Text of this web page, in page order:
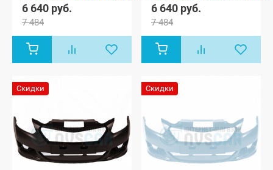
6 640 руб.
7 484
6 640 руб.
7 484
Скидки Скидки